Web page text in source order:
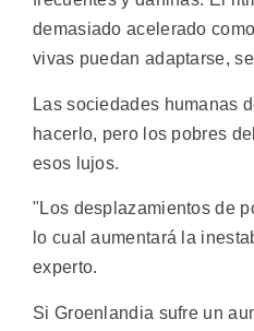
demasiado acelerado
vivas puedan adaptarse,
Las sociedades humanas
hacerlo, pero los pobres
esos lujos.
"Los desplazamientos de
lo cual aumentará la
experto.
Si Groenlandia sufre un